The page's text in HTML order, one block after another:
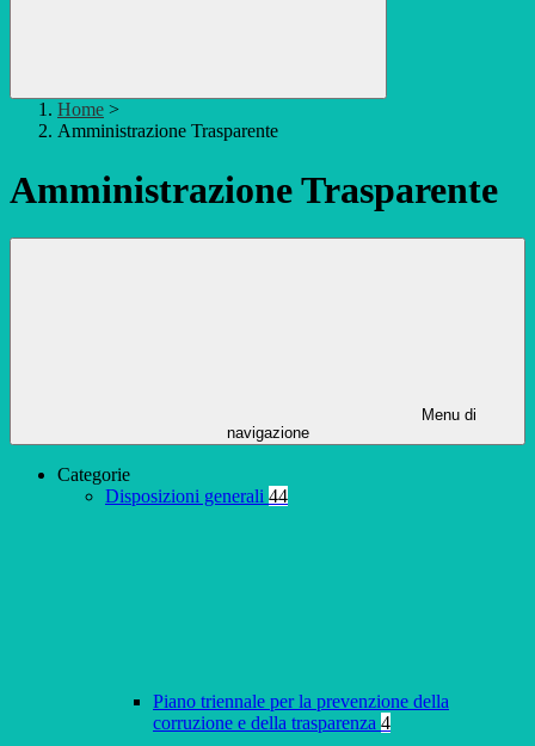
Home >
Amministrazione Trasparente
Amministrazione Trasparente
Menu di
navigazione
Categorie
Disposizioni generali 44
Piano triennale per la prevenzione della
corruzione e della trasparenza 4